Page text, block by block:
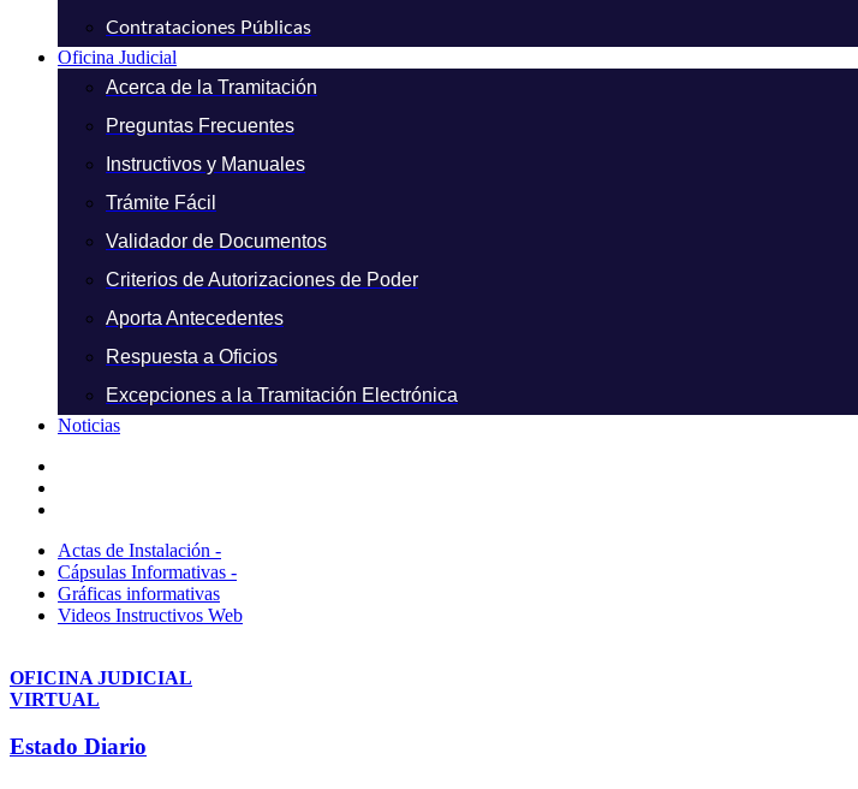
Contrataciones Públicas
Oficina Judicial
Acerca de la Tramitación
Preguntas Frecuentes
Instructivos y Manuales
Trámite Fácil
Validador de Documentos
Criterios de Autorizaciones de Poder
Aporta Antecedentes
Respuesta a Oficios
Excepciones a la Tramitación Electrónica
Noticias
Actas de Instalación -
Cápsulas Informativas -
Gráficas informativas
Videos Instructivos Web
OFICINA JUDICIAL
VIRTUAL
Estado Diario